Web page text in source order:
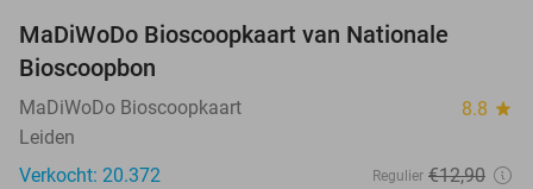
MaDiWoDo Bioscoopkaart van Nationale
Bioscoopbon
MaDiWoDo Bioscoopkaart 8.8 star
Leiden
Verkocht: 20.372
Regulier €12,90